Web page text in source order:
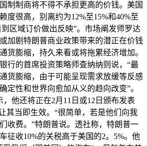
制制商将不得不承担更高的价钱。美国
度很高，别离约为12%至15%和40%至
区域订价做出反映”。市场阐发师罗达
加剧特朗普商业政策带来的潜正在价钱
货膨缩，持久来看或将拖累经济增加。
行的首席投资策略师查纳纳则说，“最
货膨缩，由于可能呈现需求放缓等反感
定性和世界向愈加从义的趋向改变”。
他还将正在2月11日或12日颁布发表
其当即生效。“很简单，若是他们向我
收费。”特朗普说。透社称，特朗普一
征收10%的关税高于美国的2。5%。他